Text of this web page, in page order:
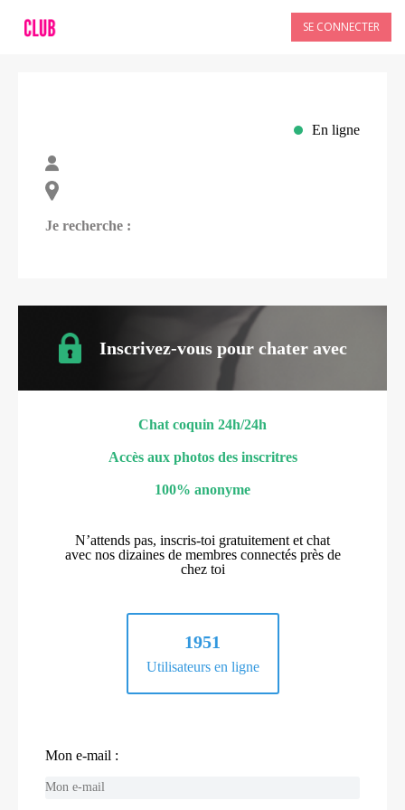
SE CONNECTER
En ligne
Je recherche :
Inscrivez-vous pour chater avec
Chat coquin 24h/24h
Accès aux photos des inscritres
100% anonyme
N’attends pas, inscris-toi gratuitement et chat
avec nos dizaines de membres connectés près de
chez toi
1951
Utilisateurs en ligne
Mon e-mail :